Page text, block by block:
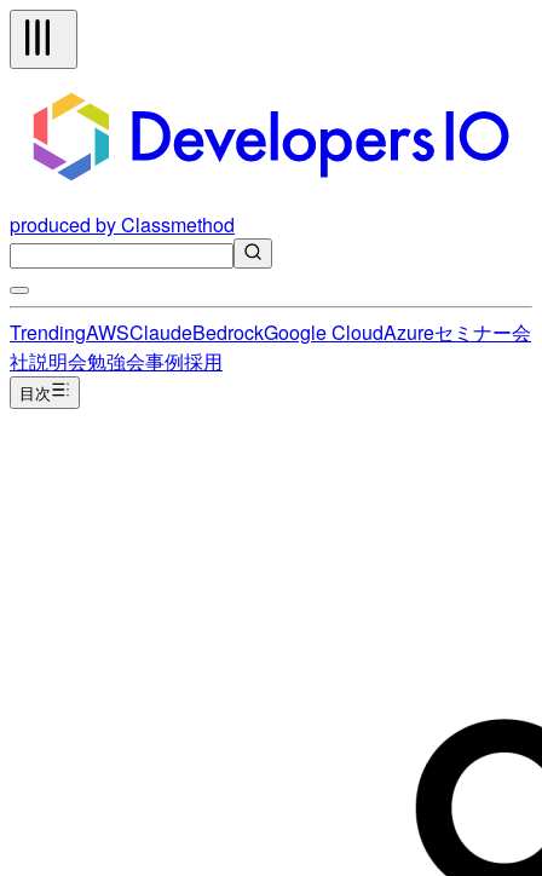
produced by Classmethod
TrendingAWSClaudeBedrockGoogle CloudAzureセミナー会
社説明会勉強会事例採用
目次